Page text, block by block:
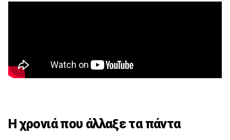
Η χρονιά που άλλαξε τα πάντα